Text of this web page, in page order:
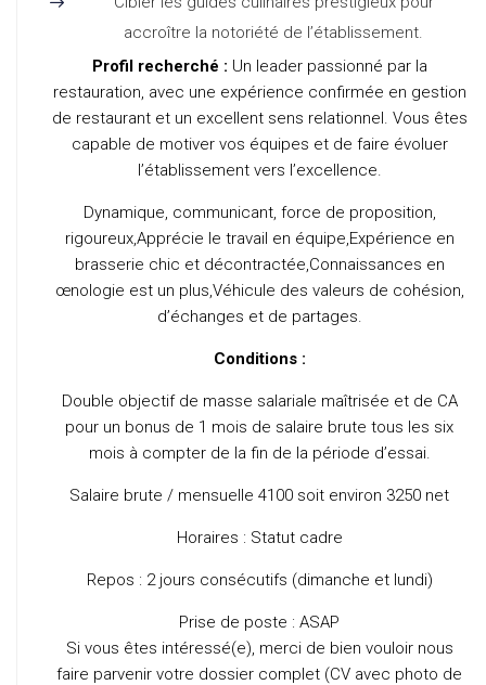
accroître la notoriété de l’établissement.
Profil recherché : Un leader passionné par la
restauration, avec une expérience confirmée en gestion
de restaurant et un excellent sens relationnel. Vous êtes
capable de motiver vos équipes et de faire évoluer
l’établissement vers l’excellence.
Dynamique, communicant, force de proposition,
rigoureux,Apprécie le travail en équipe,Expérience en
brasserie chic et décontractée,Connaissances en
œnologie est un plus,Véhicule des valeurs de cohésion,
d’échanges et de partages.
Conditions :
Double objectif de masse salariale maîtrisée et de CA
pour un bonus de 1 mois de salaire brute tous les six
mois à compter de la fin de la période d’essai.
Salaire brute / mensuelle 4100 soit environ 3250 net
Horaires : Statut cadre
Repos : 2 jours consécutifs (dimanche et lundi)
Prise de poste : ASAP
Si vous êtes intéressé(e), merci de bien vouloir nous
faire parvenir votre dossier complet (CV avec photo de